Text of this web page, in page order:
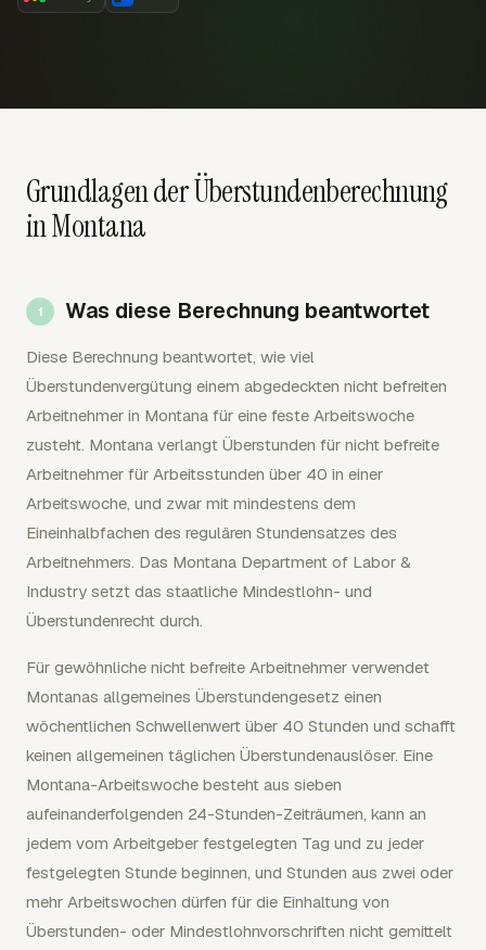
Grundlagen der Überstundenberechnung
in Montana
Was diese Berechnung beantwortet
Diese Berechnung beantwortet, wie viel
Überstundenvergütung einem abgedeckten nicht befreiten
Arbeitnehmer in Montana für eine feste Arbeitswoche
zusteht. Montana verlangt Überstunden für nicht befreite
Arbeitnehmer für Arbeitsstunden über 40 in einer
Arbeitswoche, und zwar mit mindestens dem
Eineinhalbfachen des regulären Stundensatzes des
Arbeitnehmers. Das Montana Department of Labor &
Industry setzt das staatliche Mindestlohn- und
Überstundenrecht durch.
Für gewöhnliche nicht befreite Arbeitnehmer verwendet
Montanas allgemeines Überstundengesetz einen
wöchentlichen Schwellenwert über 40 Stunden und schafft
keinen allgemeinen täglichen Überstundenauslöser. Eine
Montana-Arbeitswoche besteht aus sieben
aufeinanderfolgenden 24-Stunden-Zeiträumen, kann an
jedem vom Arbeitgeber festgelegten Tag und zu jeder
festgelegten Stunde beginnen, und Stunden aus zwei oder
mehr Arbeitswochen dürfen für die Einhaltung von
Überstunden- oder Mindestlohnvorschriften nicht gemittelt